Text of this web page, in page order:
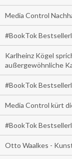
Media Control
#BookTok
Karlheinz Kögel
außergewöhnliche
#BookTok
Media Control kürt
#BookTok
Otto Waalkes -